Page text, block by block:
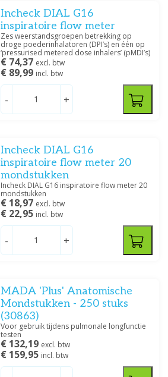
Incheck DIAL G16
inspiratoire flow meter
Zes weerstandsgroepen betrekking op
droge poederinhalatoren (DPI’s) en één op
‘pressurised metered dose inhalers’ (pMDI’s)
€ 74,37 excl. btw
€ 89,99 incl. btw
- +
Incheck DIAL G16
inspiratoire flow meter 20
mondstukken
Incheck DIAL G16 inspiratoire flow meter 20
mondstukken
€ 18,97 excl. btw
€ 22,95 incl. btw
- +
MADA 'Plus' Anatomische
Mondstukken - 250 stuks
(30863)
Voor gebruik tijdens pulmonale longfunctie
testen
€ 132,19 excl. btw
€ 159,95 incl. btw